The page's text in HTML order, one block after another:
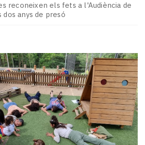
reconeixen els fets a l'Audiència de
anys de presó